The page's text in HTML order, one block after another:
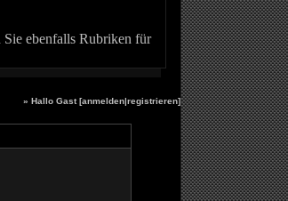
Sie ebenfalls Rubriken für
» Hallo Gast [anmelden|registrieren]